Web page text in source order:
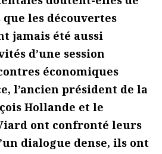
les découvertes
jamais été aussi
d’une session
économiques
l’ancien président de la
Hollande et le
ont confronté leurs
dialogue dense, ils ont